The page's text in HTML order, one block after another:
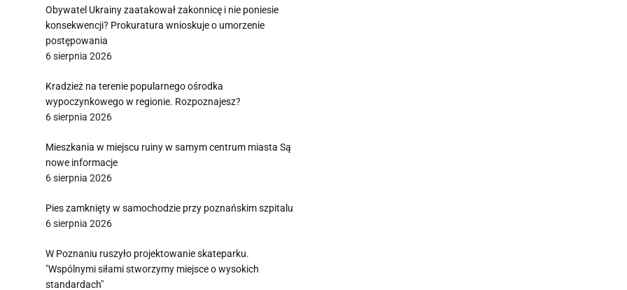
Obywatel Ukrainy zaatakował zakonnicę i nie poniesie
konsekwencji? Prokuratura wnioskuje o umorzenie
postępowania
6 sierpnia 2026
Kradzież na terenie popularnego ośrodka
wypoczynkowego w regionie. Rozpoznajesz?
6 sierpnia 2026
Mieszkania w miejscu ruiny w samym centrum miasta Są
nowe informacje
6 sierpnia 2026
Pies zamknięty w samochodzie przy poznańskim szpitalu
6 sierpnia 2026
W Poznaniu ruszyło projektowanie skateparku.
"Wspólnymi siłami stworzymy miejsce o wysokich
standardach"